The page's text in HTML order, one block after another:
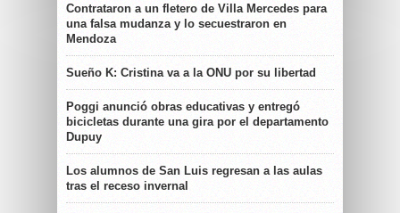
Contrataron a un fletero de Villa Mercedes para
una falsa mudanza y lo secuestraron en
Mendoza
Sueño K: Cristina va a la ONU por su libertad
Poggi anunció obras educativas y entregó
bicicletas durante una gira por el departamento
Dupuy
Los alumnos de San Luis regresan a las aulas
tras el receso invernal